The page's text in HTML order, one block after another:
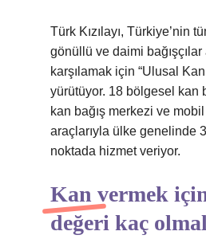
Türk Kızılayı, Türkiye’nin
gönüllü ve daimi bağışçılar
karşılamak için “Ulusal
yürütüyor. 18 bölgesel kan
kan bağış merkezi ve
araçlarıyla ülke genelinde
noktada hizmet veriyor.
Kan vermek
değeri kaç